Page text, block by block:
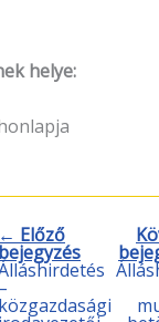
helye:
← Előző
bejegyzés
–
közgazdasági